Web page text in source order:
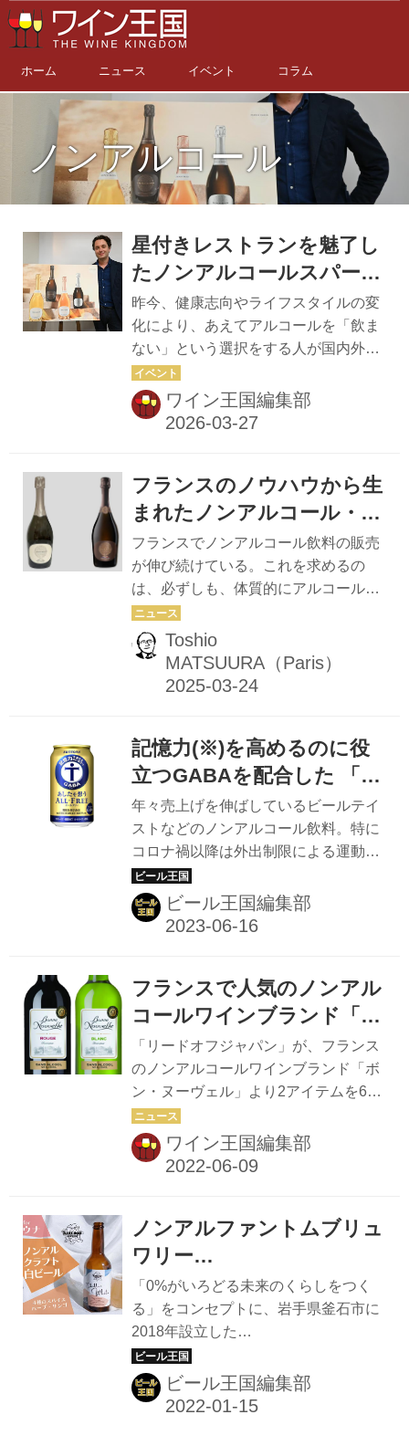
ホーム ニュース イベント コラム
ノンアルコール
星付きレストランを魅了し
たノンアルコールスパーク
リングワインのトップブラ
ンド「FRENCH
BLOOM（フレンチ・ブル
ーム）」スペシャルセミナ
ー開催
昨今、健康志向やライフスタイルの変
化により、あえてアルコールを「飲ま
ない」という選択をする人が国内外問
わず増え、ノンアルコール市場が拡大
している。従来は「飲めない」人への
配慮として扱われる場面が多かった
ングのトップブランドとして注目を集
める「FRENCH BLOOM（フレンチ・
ドルフ・フレールジャン・テタンジェ
氏が来日し、3月26日にスペシャルセ
ミナーを開催した。 創業者のロドル
フ・フレールジャン・テタンジェ氏
は、シャンパーニュメゾンを手掛ける
テタンジェ家の血を引き、現在でもシ
ャンパーニ...
ワイン王国編集部
フランスのノウハウから生
まれたノンアルコール・ス
パークリング「フレンチ・
ブルーム」
フランスでノンアルコール飲料の販売
が伸び続けている。これを求めるの
は、必ずしも、体質的にアルコールが
合わない、あるいは健康上の理由など
で禁じられている人たちだけではな
い。普段ワインを楽しむ人たちが、時
と場合によって、ノンアルコールワイ
ノンアルコール飲料は酒販店の品揃え
に不可欠になっている。 シャンパーニ
目されているのが、ノンアルコールの
発泡性ワイン「フレンチ・ブルーム」
（French Bloom）。このほど、パリの
レストラン「アラン・デュカス・バカ
ラ」でプレスを対象に、2月1日発売し
Toshio
MATSUURA（Paris）
記憶力(※)を高めるのに役
立つGABAを配合した 「あ
したを想うオールフリー」
が6/20より発売
年々売上げを伸ばしているビールテイ
ストなどのノンアルコール飲料。特に
コロナ禍以降は外出制限による運動不
足の影響もあってか、カロリーゼロや
糖質ゼロなど高機能系に注目が集まっ
ている。 今まで体脂肪にアプローチし
憶力(※)を高めるのに役立つ
「GABA」を配合したビールテイスト
ールフリー」が、6月20日（火）にサ
ントリーより発売される。 脳機能にア
プローチしたノンアルコールビール 健
康維持や向上は誰にとっても重要な課
題だろう。皆それぞれ健康に関する悩
みを抱えていると思うが、近年増えて
ビール王国編集部
フランスで人気のノンアル
コールワインブランド「ボ
ン・ヌーヴェル」発売
「リードオフジャパン」が、フランス
のノンアルコールワインブランド「ボ
ン・ヌーヴェル」より2アイテムを6月
15日（水）に発売。 ボン・ヌーヴェル
は、1988年にフランスの政府機関、国
立農業研究所との共同開発により生ま
典：IRI data P13 2019 フランス国内ノ
ンアルワイン市場）を誇り、世界20カ
造った後、アルコール分だけを除去す
る「脱アルコール製法」により、ワイ
ンの味、香り、風味が保たれている。
発売アイテム 『ボン・ヌーヴェル ク
ラシック ルージュ ノンアルコールワ
イン』（左）...
ワイン王国編集部
ノンアルファントムブリュ
ワリー
「kuusooBREWING」がリ
ンゴと4種のスパイスを使
用したノンアル白ビールを
リリース！
「0%がいろどる未来のくらしをつく
る」をコンセプトに、岩手県釜石市に
2018年設立した
「kuusooBREWING」、自社醸造所を
もたずに全国各地の醸造所と連携して
ノンアルコールビールを製造するノン
ビール王国編集部